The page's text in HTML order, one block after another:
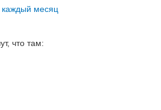
каждый месяц
что там: